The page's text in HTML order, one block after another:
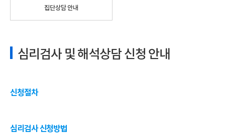
집단상담 안내
심리검사 및 해석상담 신청 안내
신청절차
심리검사 신청방법